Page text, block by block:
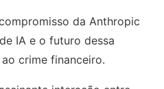
da Anthropic
IA e o futuro dessa
crime financeiro.